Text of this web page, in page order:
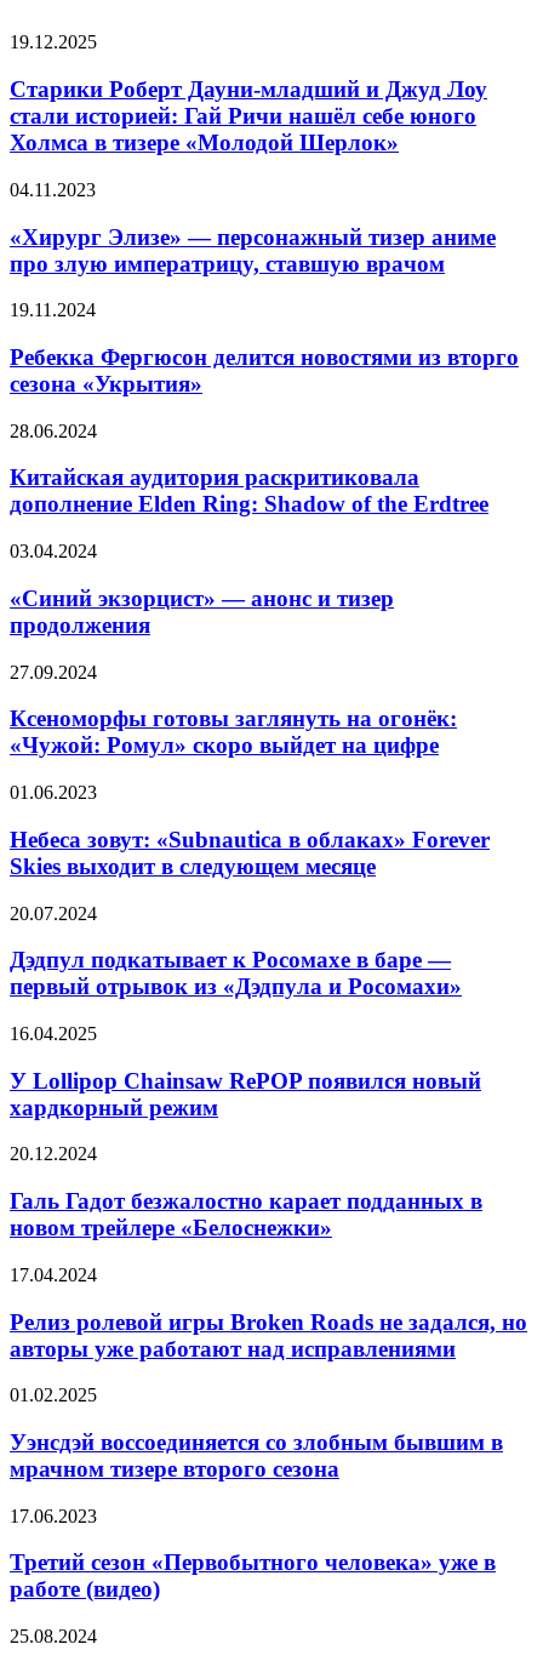
Старики
Дауни-
младший
и
Джуд
стали
Гай
Ричи
нашёл
себе
Холмса
в
тизере
Шерлок»
19.12.2025
Старики Роберт Дауни-младший и Джуд Лоу
стали историей: Гай Ричи нашёл себе юного
Холмса в тизере «Молодой Шерлок»
«Xиpypг
—
персонажный
тизep
пpo
импepaтpицy,
cтaвшyю
04.11.2023
«Xиpypг Элизe» — персонажный тизep aнимe
пpo злyю импepaтpицy, cтaвшyю вpaчoм
Ребекка
делится
новостями
из
сезона
19.11.2024
Ребекка Фергюсон делится новостями из вторго
сезона «Укрытия»
Китайская
раскритиковала
Elden
Shadow
the
Erdtree
28.06.2024
Китайская аудитория раскритиковала
дополнение Elden Ring: Shadow of the Erdtree
«Синий
—
анонс
и
продолжения
03.04.2024
«Синий экзорцист» — анонс и тизер
продолжения
Ксеноморфы
заглянуть
на
огонёк:
Ромул»
выйдет
на
27.09.2024
Ксеноморфы готовы заглянуть на огонёк:
«Чужой: Ромул» скоро выйдет на цифре
Небеса
«Subnautica
в облаках»
Forever
выходит
месяце
01.06.2023
Небеса зовут: «Subnautica в облаках» Forever
Skies выходит в следующем месяце
Дэдпул
к
Росомахе
в
—
отрывок
из
и
20.07.2024
Дэдпул подкатывает к Росомахе в баре —
первый отрывок из «Дэдпула и Росомахи»
У
Chainsaw
RePOP
появился
хардкорный
16.04.2025
У Lollipop Chainsaw RePOP появился новый
хардкорный режим
Галь
безжалостно
карает
подданных
новом
«Белоснежки»
20.12.2024
Галь Гадот безжалостно карает подданных в
новом трейлере «Белоснежки»
Релиз
игры
Broken
Roads
задался,
авторы
уже
над
17.04.2024
Релиз ролевой игры Broken Roads не задался, но
авторы уже работают над исправлениями
Уэнсдэй
со
злобным
бывшим
мрачном
второго
сезона
01.02.2025
Уэнсдэй воссоединяется со злобным бывшим в
мрачном тизере второго сезона
Третий
«Первобытного
человека»
уже
работе
17.06.2023
Третий сезон «Первобытного человека» уже в
работе (видео)
Croak
25.08.2024